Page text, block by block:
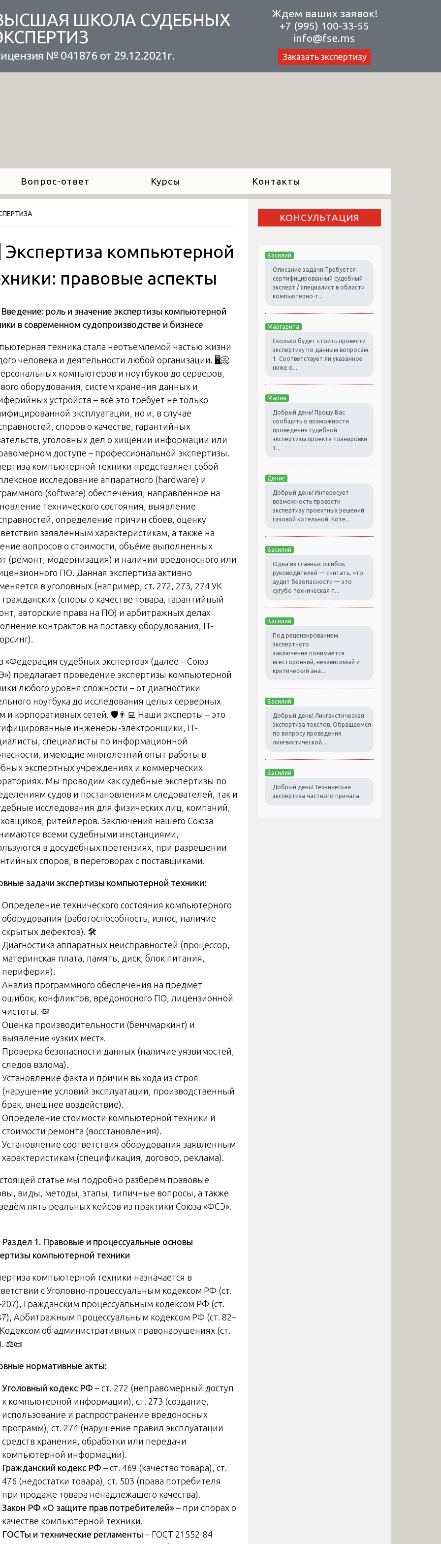
ШКОЛА СУДЕБНЫХ
№ 041876 от 29.12.2021г.
Ждем ваших заявок!
+7 (995) 100-33-55
info@fse.ms
Заказать экспертизу
Вопрос-ответ Курсы Контакты
Экспертиза компьютерной
правовые аспекты
Введение: роль и значение экспертизы компьютерной
в современном судопроизводстве и бизнесе
техника стала неотъемлемой частью жизни
человека и деятельности любой организации. 🖥️📀
компьютеров и ноутбуков до серверов,
оборудования, систем хранения данных и
устройств – всё это требует не только
эксплуатации, но и, в случае
споров о качестве, гарантийных
уголовных дел о хищении информации или
доступе – профессиональной экспертизы.
компьютерной техники представляет собой
исследование аппаратного (hardware) и
(software) обеспечения, направленное на
технического состояния, выявление
определение причин сбоев, оценку
заявленным характеристикам, а также на
вопросов о стоимости, объёме выполненных
(ремонт, модернизация) и наличии вредоносного или
ПО. Данная экспертиза активно
в уголовных (например, ст. 272, 273, 274 УК
(споры о качестве товара, гарантийный
авторские права на ПО) и арбитражных делах
контрактов на поставку оборудования, IT-
«Федерация судебных экспертов» (далее – Союз
предлагает проведение экспертизы компьютерной
любого уровня сложности – от диагностики
ноутбука до исследования целых серверных
и корпоративных сетей. 🛡️👨‍💻 Наши эксперты – это
инженеры-электронщики, IT-
специалисты по информационной
имеющие многолетний опыт работы в
экспертных учреждениях и коммерческих
Мы проводим как судебные экспертизы по
судов и постановлениям следователей, так и
исследования для физических лиц, компаний,
ритейлеров. Заключения нашего Союза
всеми судебными инстанциями,
в досудебных претензиях, при разрешении
споров, в переговорах с поставщиками.
задачи экспертизы компьютерной техники:
Определение технического состояния компьютерного
оборудования (работоспособность, износ, наличие
скрытых дефектов). 🛠️
Диагностика аппаратных неисправностей (процессор,
материнская плата, память, диск, блок питания,
периферия).
Анализ программного обеспечения на предмет
ошибок, конфликтов, вредоносного ПО, лицензионной
чистоты. 🦠
Оценка производительности (бенчмаркинг) и
выявление «узких мест».
Проверка безопасности данных (наличие уязвимостей,
следов взлома).
Установление факта и причин выхода из строя
(нарушение условий эксплуатации, производственный
брак, внешнее воздействие).
Определение стоимости компьютерной техники и
стоимости ремонта (восстановления).
Установление соответствия оборудования заявленным
характеристикам (спецификация, договор, реклама).
статье мы подробно разберём правовые
виды, методы, этапы, типичные вопросы, а также
пять реальных кейсов из практики Союза «ФСЭ».
Раздел 1. Правовые и процессуальные основы
компьютерной техники
компьютерной техники назначается в
с Уголовно-процессуальным кодексом РФ (ст.
Гражданским процессуальным кодексом РФ (ст.
Арбитражным процессуальным кодексом РФ (ст. 82–
об административных правонарушениях (ст.
⚖️📜
нормативные акты:
Уголовный кодекс РФ – ст. 272 (неправомерный доступ
к компьютерной информации), ст. 273 (создание,
использование и распространение вредоносных
программ), ст. 274 (нарушение правил эксплуатации
средств хранения, обработки или передачи
компьютерной информации).
Гражданский кодекс РФ – ст. 469 (качество товара), ст.
476 (недостатки товара), ст. 503 (права потребителя
при продаже товара ненадлежащего качества).
Закон РФ «О защите прав потребителей» – при спорах о
качестве компьютерной техники.
ГОСТы и технические регламенты – ГОСТ 21552-84
КОНСУЛЬТАЦИЯ
Василий
Описание задачи:Требуется
сертифицированный судебный
эксперт / специалист в области
компьютерно-т...
Маргарита
Сколько будет стоить провести
экспертизу по данным вопросам.
1. Соответствует ли указанное
ниже о...
Мария
Добрый день! Прошу Вас
сообщить о возможности
проведения судебной
экспертизы проекта планировки
т...
Денис
Добрый день! Интересует
возможность провести
экспертизу проектных решений
газовой котельной. Коте...
Василий
Одна из главных ошибок
руководителей — считать, что
аудит безопасности — это
сугубо техническая п...
Василий
Под рецензированием
экспертного
заключения понимается
всесторонний, независимый и
критический ана...
Василий
Добрый день! Лингвистическая
экспертиза текстов. Обращаемся
по вопросу проведения
лингвистической...
Василий
Добрый день! Техническая
экспертиза частного причала